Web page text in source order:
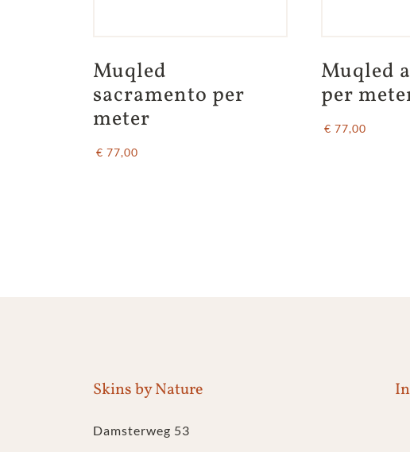
Muqled
sacramento per
meter
€ 77,00
Muqled
per
€ 77,00
Skins by Nature
Damsterweg 53